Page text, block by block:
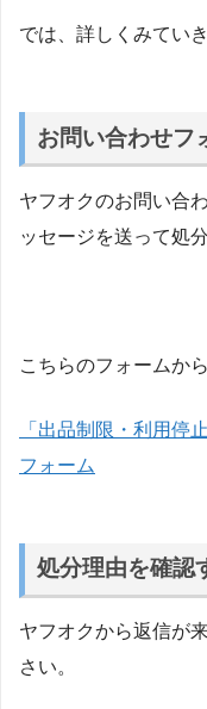
では、詳しくみてい
お問い合わせフ
ヤフオクのお問い合
ッセージを送って処
こちらのフォームか
「出品制限・利用停
フォーム
処分理由を確認
ヤフオクから返信が
さい。